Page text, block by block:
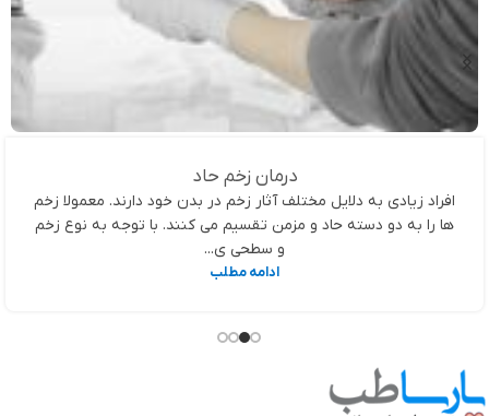
درمان زخم حاد
افراد زیادی به دلایل مختلف آثار زخم در بدن خود دارند. معمولا زخم
ها را به دو دسته حاد و مزمن تقسیم می کنند. با توجه به نوع زخم
و سطحی ی...
ادامه مطلب